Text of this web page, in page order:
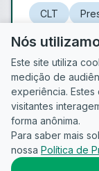
CLT
Vila Velha
Guia do
Candidato
Nós
Este site utiliza
medição de
experiência.
visitantes
forma anônima.
Para saber mais
nossa Política de